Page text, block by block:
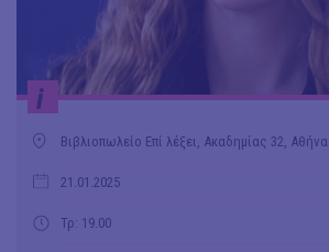
i
Βιβλιοπωλείο Επί λέξει, Ακαδημίας 32, Αθήνα
21.01.2025
Τρ: 19.00